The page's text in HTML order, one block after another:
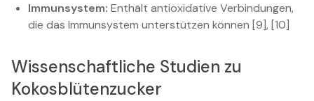
Immunsystem: Enthält antioxidative Verbindungen,
die das Immunsystem unterstützen können [9], [10]
Wissenschaftliche Studien zu
Kokosblütenzucker